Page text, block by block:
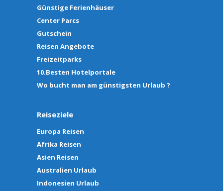
Günstige Ferienhäuser
Center Parcs
Gutschein
Reisen Angebote
Freizeitparks
10.Besten Hotelportale
Wo bucht man am günstigsten Urlaub ?
Reiseziele
Europa Reisen
Afrika Reisen
Asien Reisen
Australien Urlaub
Indonesien Urlaub